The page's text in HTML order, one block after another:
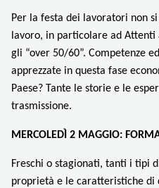
Per la festa dei lavoratori non
lavoro, in particolare ad
gli “over 50/60”. Competenze
apprezzate in questa fase
Paese? Tante le storie e le
trasmissione.
MERCOLEDÌ 2 MAGGIO:
Freschi o stagionati, tanti i tipi
proprietà e le caratteristiche di